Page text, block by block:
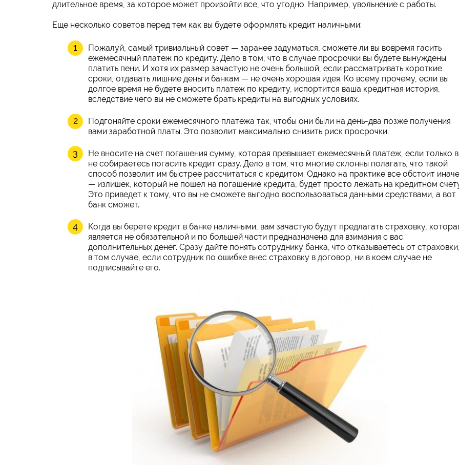
длительное время, за которое может произойти все, что угодно. Например, увольнение с работы.
Еще несколько советов перед тем как вы будете оформлять кредит наличными:
Пожалуй, самый тривиальный совет — заранее задуматься, сможете ли вы вовремя гасить
ежемесячный платеж по кредиту. Дело в том, что в случае просрочки вы будете вынуждены
платить пени. И хотя их размер зачастую не очень большой, если рассматривать короткие
сроки, отдавать лишние деньги банкам — не очень хорошая идея. Ко всему прочему, если вы
долгое время не будете вносить платеж по кредиту, испортится ваша кредитная история,
вследствие чего вы не сможете брать кредиты на выгодных условиях.
Подгоняйте сроки ежемесячного платежа так, чтобы они были на день-два позже получения
вами заработной платы. Это позволит максимально снизить риск просрочки.
Не вносите на счет погашения сумму, которая превышает ежемесячный платеж, если только
не собираетесь погасить кредит сразу. Дело в том, что многие склонны полагать, что такой
способ позволит им быстрее рассчитаться с кредитом. Однако на практике все обстоит иначе
— излишек, который не пошел на погашение кредита, будет просто лежать на кредитном
Это приведет к тому, что вы не сможете выгодно воспользоваться данными средствами, а вот
банк сможет.
Когда вы берете кредит в банке наличными, вам зачастую будут предлагать страховку,
является не обязательной и по большей части предназначена для взимания с вас
дополнительных денег. Сразу дайте понять сотруднику банка, что отказываетесь от
в том случае, если сотрудник по ошибке внес страховку в договор, ни в коем случае не
подписывайте его.